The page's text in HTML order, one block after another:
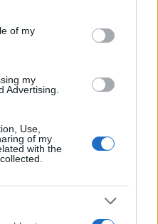
purposes in below Google
of my
my
Advertising.
Use,
of my
with the
1777:
ήττα με
κυβερνητικό
ρήξη με το